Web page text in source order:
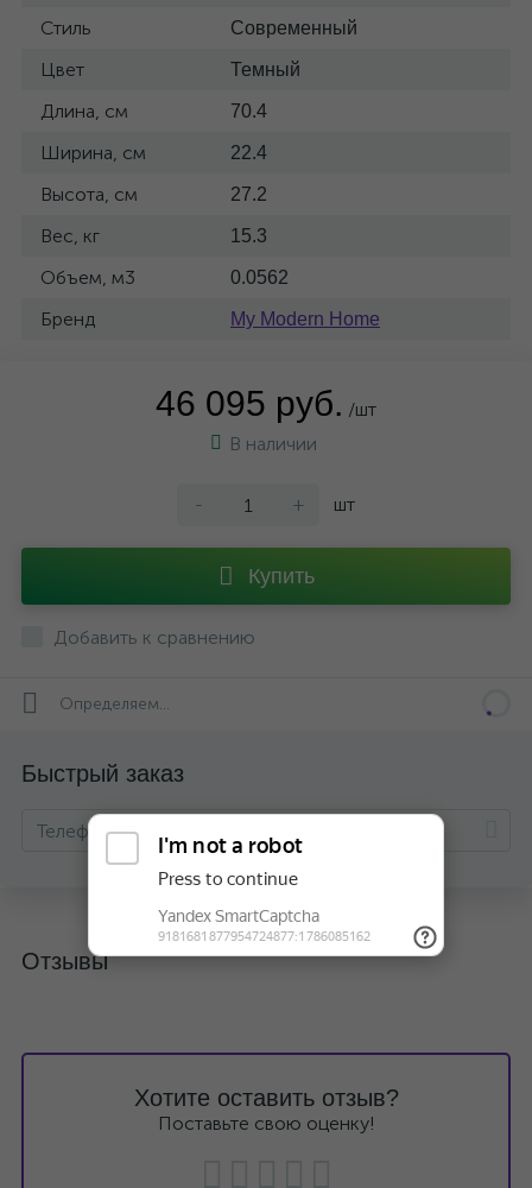
Стиль Современный
Цвет Темный
Длина, см 70.4
Ширина, см 22.4
Высота, см 27.2
Вес, кг 15.3
Объем, м3 0.0562
Бренд My Modern Home
46 095 руб. /шт
В наличии
- + шт
Купить
Добавить к сравнению
Определяем...
Быстрый заказ
Отзывы
Хотите оставить отзыв?
Поставьте свою оценку!